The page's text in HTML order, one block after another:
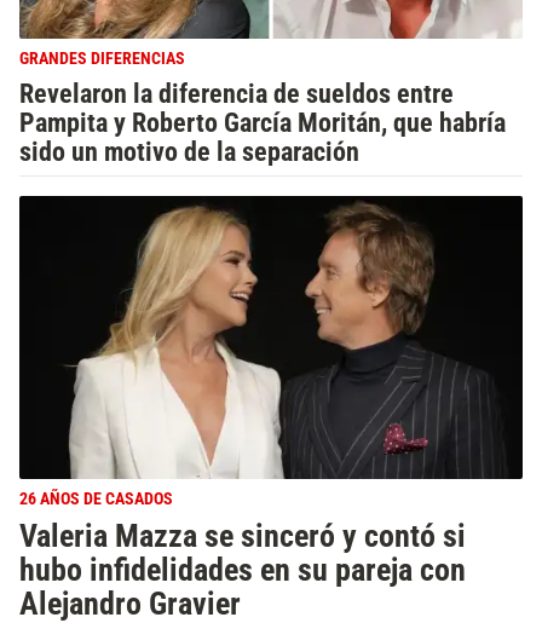
GRANDES DIFERENCIAS
Revelaron la diferencia de sueldos entre
Pampita y Roberto García Moritán, que habría
sido un motivo de la separación
26 AÑOS DE CASADOS
Valeria Mazza se sinceró y contó si
hubo infidelidades en su pareja con
Alejandro Gravier